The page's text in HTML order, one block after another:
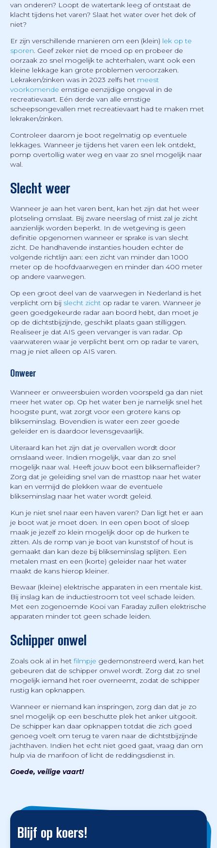
van onderen? Loopt de watertank leeg of ontstaat de
klacht tijdens het varen? Slaat het water over het dek of
niet?
Er zijn verschillende manieren om een (klein) lek op te
sporen . Geef zeker niet de moed op en probeer de
oorzaak zo snel mogelijk te achterhalen, want ook een
kleine lekkage kan grote problemen veroorzaken.
Lekraken/zinken was in 2023 zelfs het meest
voorkomende ernstige eenzijdige ongeval in de
recreatievaart. Eén derde van alle ernstige
scheepsongevallen met recreatievaart had te maken met
lekraken/zinken.
Controleer daarom je boot regelmatig op eventuele
lekkages. Wanneer je tijdens het varen een lek ontdekt,
pomp overtollig water weg en vaar zo snel mogelijk naar
wal.
Slecht weer
Wanneer je aan het varen bent, kan het zijn dat het weer
plotseling omslaat. Bij zware neerslag of mist zal je zicht
aanzienlijk worden beperkt. In de wetgeving is geen
definitie opgenomen wanneer er sprake is van slecht
zicht. De handhavende instanties houden echter de
volgende richtlijn aan: een zicht van minder dan 1000
meter op de hoofdvaarwegen en minder dan 400 meter
op andere vaarwegen.
Op een groot deel van de vaarwegen in Nederland is het
verplicht om bij slecht zicht op radar te varen. Wanneer je
geen goedgekeurde radar aan boord hebt, dan moet je
op de dichtstbijzijnde, geschikt plaats gaan stilliggen.
Realiseer je dat AIS geen vervanger is van radar. Op
vaarwateren waar je verplicht bent om op radar te varen,
mag je niet alleen op AIS varen.
Onweer
Wanneer er onweersbuien worden voorspeld ga dan niet
meer het water op. Op het water ben je namelijk snel het
hoogste punt, wat zorgt voor een grotere kans op
blikseminslag. Bovendien is water een zeer goede
geleider en is daardoor levensgevaarlijk.
Uiteraard kan het zijn dat je overvallen wordt door
omslaand weer. Indien mogelijk, vaar dan zo snel
mogelijk naar wal. Heeft jouw boot een bliksemafleider?
Zorg dat je geleiding snel van de masttop naar het water
kan en vermijd de plekken waar de eventuele
blikseminslag naar het water wordt geleid.
Kun je niet snel naar een haven varen? Dan ligt het er aan
je boot wat je moet doen. In een open boot of sloep
maak je jezelf zo klein mogelijk door op de hurken te
zitten. Als de romp van je boot van kunststof of hout is
gemaakt dan kan deze bij blikseminslag splijten. Een
metalen mast en een (korte) geleider naar het water
maakt de kans hierop kleiner.
Bewaar (kleine) elektrische apparaten in een mentale kist.
Bij inslag kan de inductiestroom tot veel schade leiden.
Met een zogenoemde Kooi van Faraday zullen elektrische
apparaten minder tot geen schade leiden.
Schipper onwel
Zoals ook al in het filmpje gedemonstreerd werd, kan het
gebeuren dat de schipper onwel wordt. Zorg dat zo snel
mogelijk iemand het roer overneemt, zodat de schipper
rustig kan opknappen.
Wanneer er niemand kan inspringen, zorg dan dat je zo
snel mogelijk op een beschutte plek het anker uitgooit.
De schipper kan daar opknappen totdat die zich goed
genoeg voelt om terug te varen naar de dichtstbijzijnde
jachthaven. Indien het echt niet goed gaat, vraag dan om
hulp via de marifoon of licht de reddingsdienst in.
Goede, veilige vaart!
Blijf op koers!